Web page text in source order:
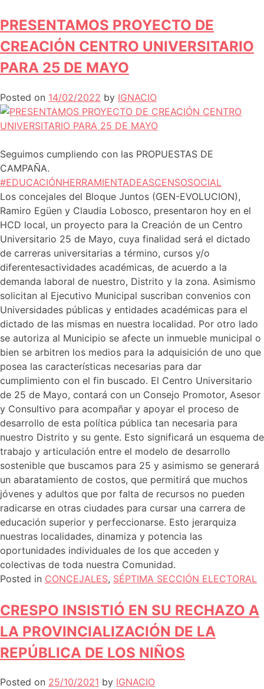
PRESENTAMOS PROYECTO DE
CREACIÓN CENTRO UNIVERSITARIO
PARA 25 DE MAYO
Posted on 14/02/2022 by IGNACIO
Seguimos cumpliendo con las PROPUESTAS DE
CAMPAÑA.
#EDUCACIÓNHERRAMIENTADEASCENSOSOCIAL
Los concejales del Bloque Juntos (GEN-EVOLUCION),
Ramiro Egüen y Claudia Lobosco, presentaron hoy en el
HCD local, un proyecto para la Creación de un Centro
Universitario 25 de Mayo, cuya finalidad será el dictado
de carreras universitarias a término, cursos y/o
diferentesactividades académicas, de acuerdo a la
demanda laboral de nuestro, Distrito y la zona. Asimismo
solicitan al Ejecutivo Municipal suscriban convenios con
Universidades públicas y entidades académicas para el
dictado de las mismas en nuestra localidad. Por otro lado
se autoriza al Municipio se afecte un inmueble municipal o
bien se arbitren los medios para la adquisición de uno que
posea las características necesarias para dar
cumplimiento con el fin buscado. El Centro Universitario
de 25 de Mayo, contará con un Consejo Promotor, Asesor
y Consultivo para acompañar y apoyar el proceso de
desarrollo de esta política pública tan necesaria para
nuestro Distrito y su gente. Esto significará un esquema de
trabajo y articulación entre el modelo de desarrollo
sostenible que buscamos para 25 y asimismo se generará
un abaratamiento de costos, que permitirá que muchos
jóvenes y adultos que por falta de recursos no pueden
radicarse en otras ciudades para cursar una carrera de
educación superior y perfeccionarse. Esto jerarquiza
nuestras localidades, dinamiza y potencia las
oportunidades individuales de los que acceden y
colectivas de toda nuestra Comunidad.
Posted in CONCEJALES, SÉPTIMA SECCIÓN ELECTORAL
CRESPO INSISTIÓ EN SU RECHAZO A
LA PROVINCIALIZACIÓN DE LA
REPÚBLICA DE LOS NIÑOS
Posted on 25/10/2021 by IGNACIO